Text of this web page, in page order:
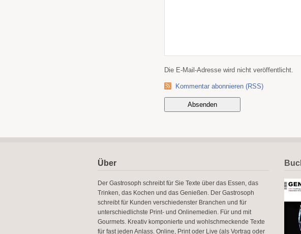
Die E-Mail-Adresse wird nicht veröffentlicht.
Kommentar abonnieren (RSS)
Über
Der Gastrosoph schreibt für Sie Texte über das Essen, das
Trinken, das Kochen und das Genießen. Der Gastrosoph
schreibt für Kunden verschiedenster Branchen und für
unterschiedlichste Print- und Onlinemedien. Für und mit
Gourmets. Kreativ komponierte und wohlschmeckende Texte
für fast jeden Anlass. Online, Print oder Live (als Vortrag oder